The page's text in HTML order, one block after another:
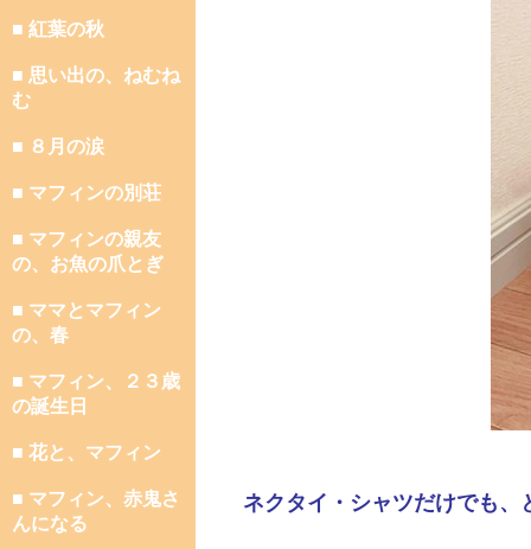
■ 紅葉の秋
■ 思い出の、ねむね
む
■ ８月の涙
■ マフィンの別荘
■ マフィンの親友
の、お魚の爪とぎ
■ ママとマフィン
の、春
■ マフィン、２３歳
の誕生日
■ 花と、マフィン
■ マフィン、赤鬼さ
んになる
ネクタイ・シャツだけでも